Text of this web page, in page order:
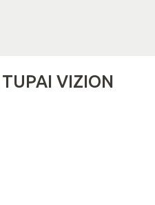
VIZION